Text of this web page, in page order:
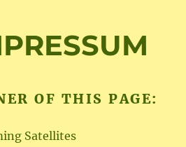
OF THIS PAGE:
Satellites